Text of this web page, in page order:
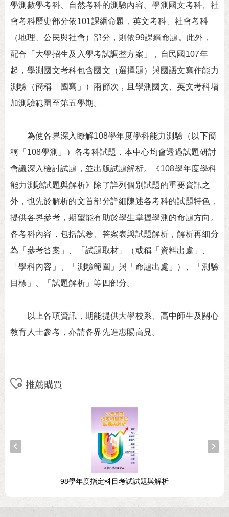
學測數學考科、自然考科的測驗內容。學測國文考科、社
會考科歷史部分依101課綱命題，英文考科、社會考科
（地理、公民與社會）部分，則依99課綱命題。此外，
配合「大學招生及入學考試調整方案」，自民國107年
起，學測國文考科包含國文（選擇題）與國語文寫作能力
測驗（簡稱「國寫」）兩節次，且學測國文、英文考科增
加測驗範圍至第五學期。
為使各界深入瞭解108學年度學科能力測驗（以下簡
稱「108學測」）各考科試題，本中心均會透過試題研討
會議深入檢討試題，並出版試題解析。《108學年度學科
能力測驗試題與解析》除了詳列個別試題的重要資訊之
外，也先於解析的文首部分詳細陳述各考科的試題特色，
提供各界參考，期望能有助於學生掌握學測的命題方向。
各考科內容，包括試卷、答案表與試題解析，解析再細分
為「參考答案」、「試題取材」（或稱「資料出處」、
「學科內容」、「測驗範圍」與「命題出處」）、「測驗
目標」、「試題解析」等四部分。
以上各項資訊，期能提供大學校系、高中師生及關心
教育人士參考，亦請各界先進惠賜高見。
推薦購買
98學年度指定科目考試試題與解析